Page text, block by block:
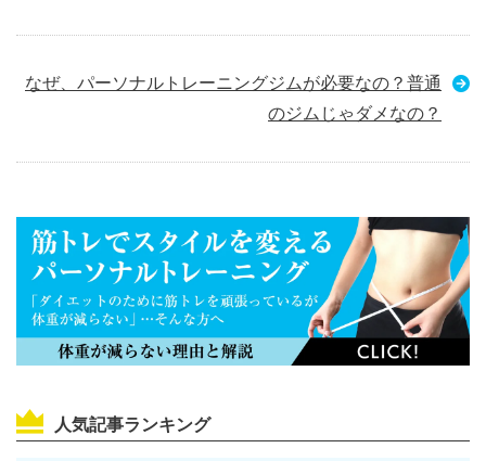
なぜ、パーソナルトレーニングジムが必要なの？普通
のジムじゃダメなの？
人気記事ランキング